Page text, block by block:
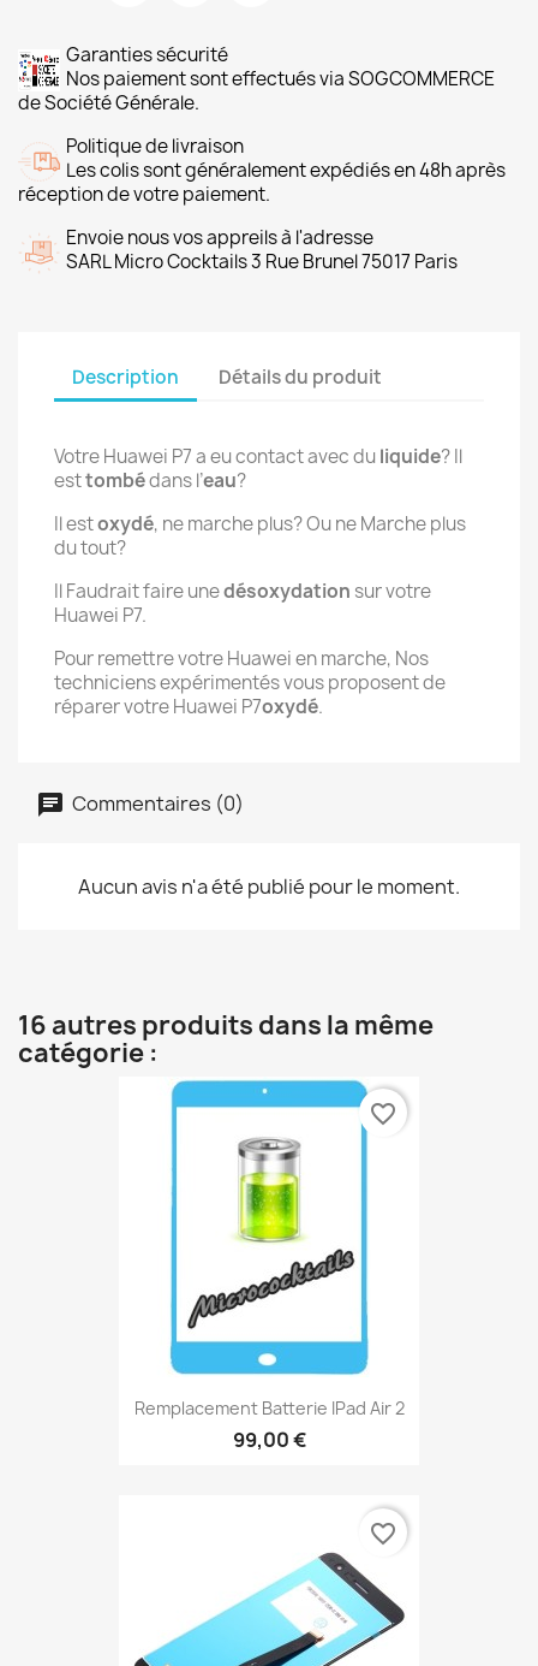
Garanties sécurité
Nos paiement sont effectués via SOGCOMMERCE
de Société Générale.
Politique de livraison
Les colis sont généralement expédiés en 48h après
réception de votre paiement.
Envoie nous vos appreils à l'adresse
SARL Micro Cocktails 3 Rue Brunel 75017 Paris
Description Détails du produit
Votre Huawei P7 a eu contact avec duliquide? Il
esttombédans l’eau?
Il estoxydé, ne marche plus? Ou ne Marche plus
du tout?
Il Faudrait faire unedésoxydation sur votre
Huawei P7.
Pour remettre votre Huawei en marche, Nos
techniciens expérimentés vous proposent de
réparer votre Huawei P7oxydé.
Commentaires (0)
Aucun avis n'a été publié pour le moment.
16 autres produits dans la même
catégorie :
Remplacement Batterie IPad Air 2
99,00 €
favorite_border
favorite_border